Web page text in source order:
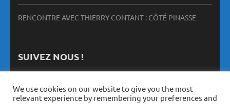
RENCONTRE AVEC THIERRY CONTANT : CÔTÉ PINASSE
SUIVEZ NOUS !
We use cookies on our website to give you the most
relevant experience by remembering your preferences and